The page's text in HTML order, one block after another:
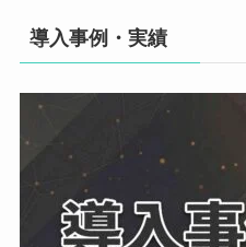
導入事例・実績